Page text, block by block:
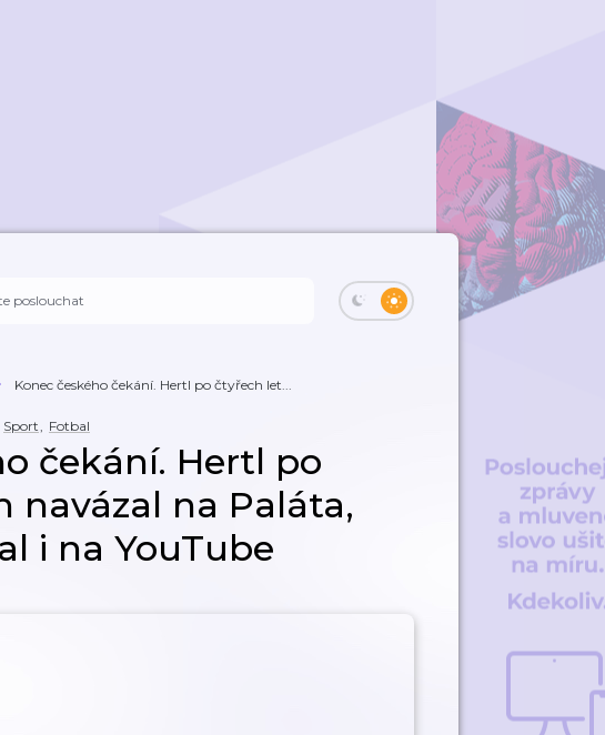
Konec českého čekání. Hertl po čtyřech let...
Sport, Fotbal
čekání. Hertl po
navázal na Paláta,
i na YouTube